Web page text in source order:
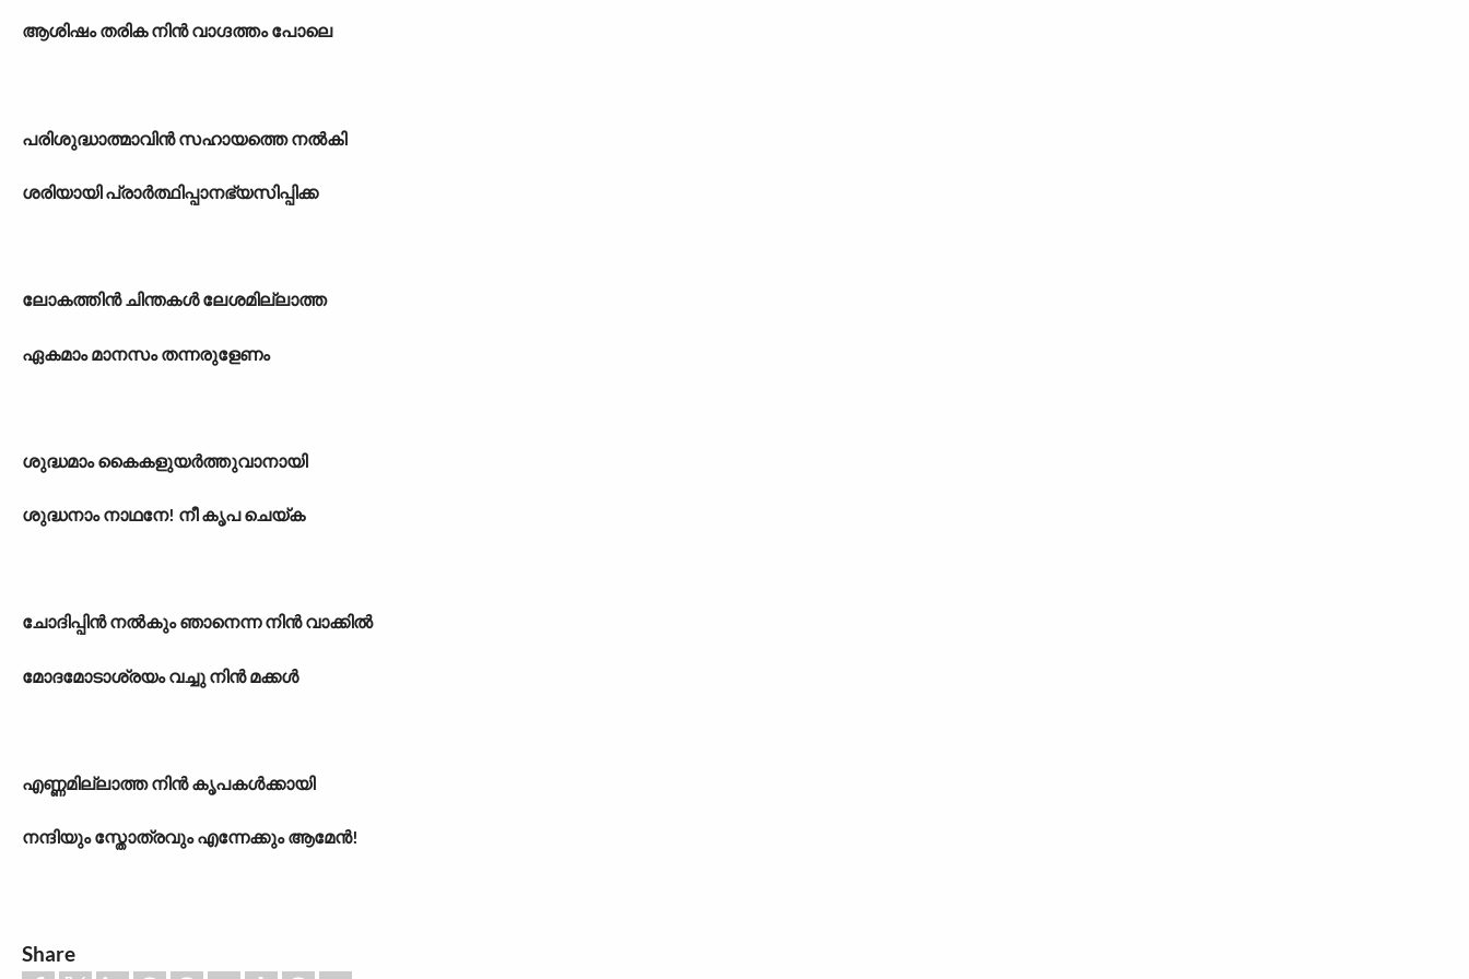
ആശിഷം തരിക നിൻ വാഗ്ദത്തം പോലെ
പരിശുദ്ധാത്മാവിൻ സഹായത്തെ നൽകി
ശരിയായി പ്രാർത്ഥിപ്പാനഭ്യസിപ്പിക്ക
ലോകത്തിൻ ചിന്തകൾ ലേശമില്ലാത്ത
ഏകമാം മാനസം തന്നരുളേണം
ശുദ്ധമാം കൈകളുയർത്തുവാനായി
ശുദ്ധനാം നാഥനേ! നീ കൃപ ചെയ്ക
ചോദിപ്പിൻ നൽകും ഞാനെന്ന നിൻ വാക്കിൽ
മോദമോടാശ്രയം വച്ചു നിൻ മക്കൾ
എണ്ണമില്ലാത്ത നിൻ കൃപകൾക്കായി
നന്ദിയും സ്തോത്രവും എന്നേക്കും ആമേൻ!
Share